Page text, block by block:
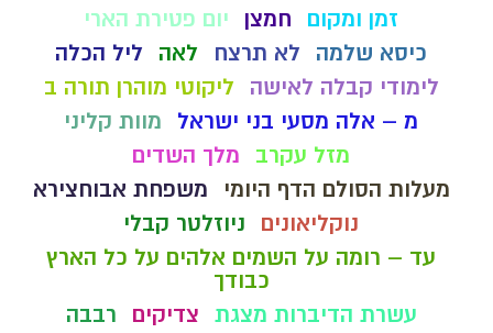
זמן ומקום
חמצן
יום פטירת הארי
כיסא שלמה
לא תרצח לאה
ליל הכלה
לימודי קבלה לאישה
ליקוטי מוהרן תורה ב
מ – אלה מסעי בני ישראל
מוות קליני
מזל עקרב
מלך השדים
מעלות הסולם הדף היומי
משפחת אבוחצירא
נוקליאונים
ניוזלטר קבלי
עד – רומה על השמים אלהים על כל הארץ
כבודך
עשרת הדיברות מצגת צדיקים
רבבה